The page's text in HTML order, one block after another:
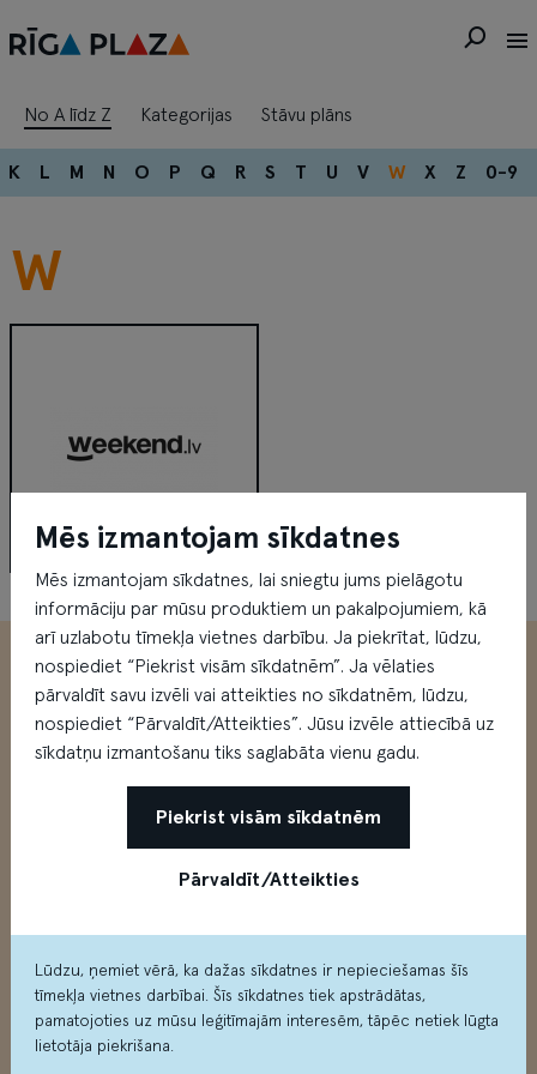
No A līdz Z Kategorijas Stāvu plāns
K L M N O P Q R S T U V W X Z 0-9
W
Weekend.lv
Kā nokļūt?
Mēs izmantojam sīkdatnes
Mēs izmantojam sīkdatnes, lai sniegtu jums pielāgotu
informāciju par mūsu produktiem un pakalpojumiem, kā
arī uzlabotu tīmekļa vietnes darbību. Ja piekrītat, lūdzu,
nospiediet “Piekrist visām sīkdatnēm”. Ja vēlaties
pārvaldīt savu izvēli vai atteikties no sīkdatnēm, lūdzu,
nospiediet “Pārvaldīt/Atteikties”. Jūsu izvēle attiecībā uz
sīkdatņu izmantošanu tiks saglabāta vienu gadu.
Piekrist visām sīkdatnēm
Pārvaldīt/Atteikties
Lūdzu, ņemiet vērā, ka dažas sīkdatnes ir nepieciešamas šīs
tīmekļa vietnes darbībai. Šīs sīkdatnes tiek apstrādātas,
pamatojoties uz mūsu leģitīmajām interesēm, tāpēc netiek lūgta
lietotāja piekrišana.